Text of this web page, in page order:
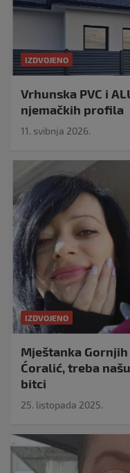
IZDVOJENO
Vrhunska PVC i
njemačkih profila
11. svibnja 2026.
IZDVOJENO
Mještanka
Ćoralić, treba
bitci
25. listopada 2025.